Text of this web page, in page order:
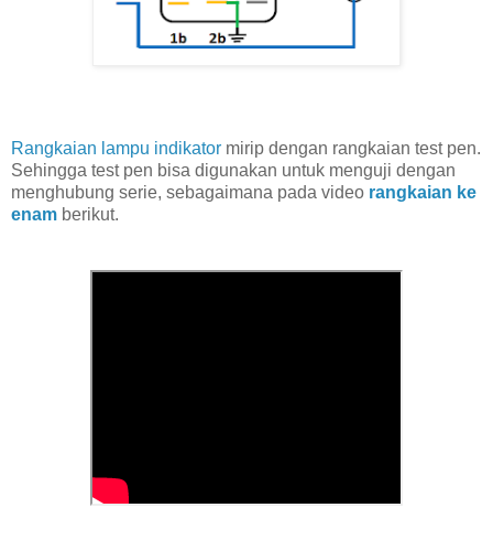
Rangkaian lampu indikator mirip dengan rangkaian test pen.
Sehingga test pen bisa digunakan untuk menguji dengan
menghubung serie, sebagaimana pada video rangkaian ke
enam berikut.